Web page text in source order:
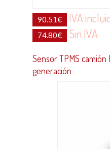
90.51€ IVA
74.80€ Sin IVA
Sensor TPMS
generación